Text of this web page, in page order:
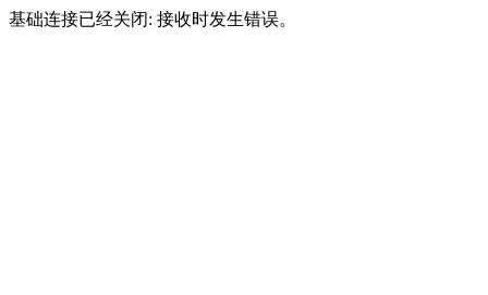
基础连接已经关闭: 接收时发生错误。